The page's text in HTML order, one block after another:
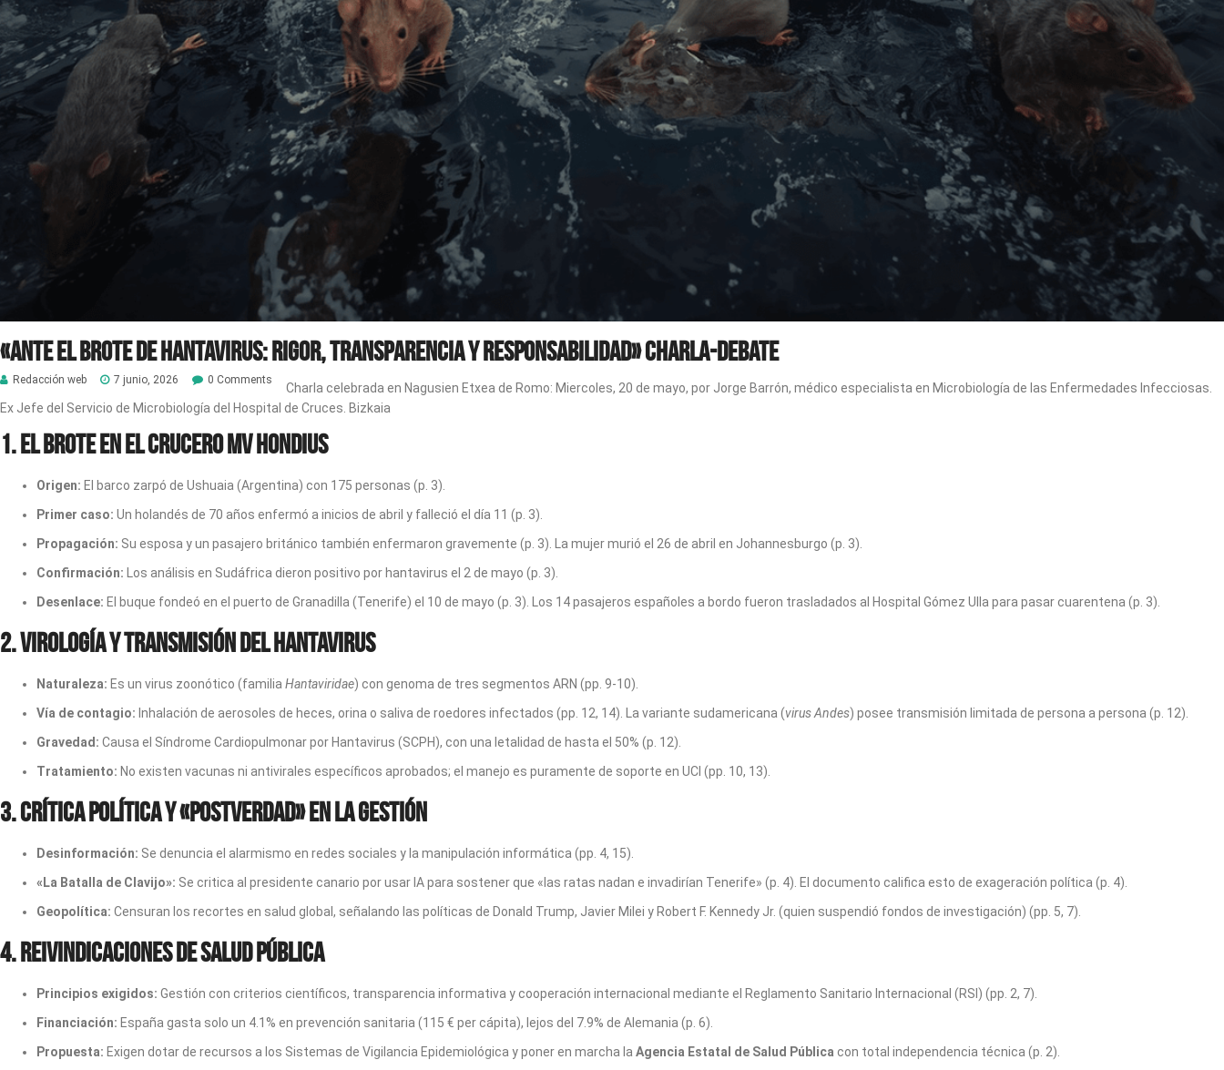
«Ante el brote de hantavirus: Rigor, transparencia y responsabilidad» Charla-debate
Redacción web 7 junio, 2026 0 Comments
Charla celebrada en Nagusien Etxea de Romo: Miercoles, 20 de mayo, por Jorge Barrón, médico especialista en Microbiología de las Enfermedades Infecciosas.
Ex Jefe del Servicio de Microbiología del Hospital de Cruces. Bizkaia
1. El Brote en el Crucero MV Hondius
Origen: El barco zarpó de Ushuaia (Argentina) con 175 personas (p. 3).
Primer caso: Un holandés de 70 años enfermó a inicios de abril y falleció el día 11 (p. 3).
Propagación: Su esposa y un pasajero británico también enfermaron gravemente (p. 3). La mujer murió el 26 de abril en Johannesburgo (p. 3).
Confirmación: Los análisis en Sudáfrica dieron positivo por hantavirus el 2 de mayo (p. 3).
Desenlace: El buque fondeó en el puerto de Granadilla (Tenerife) el 10 de mayo (p. 3). Los 14 pasajeros españoles a bordo fueron trasladados al Hospital Gómez Ulla para pasar cuarentena (p. 3).
2. Virología y Transmisión del Hantavirus
Naturaleza: Es un virus zoonótico (familia Hantaviridae) con genoma de tres segmentos ARN (pp. 9-10).
Vía de contagio: Inhalación de aerosoles de heces, orina o saliva de roedores infectados (pp. 12, 14). La variante sudamericana (virus Andes) posee transmisión limitada de persona a persona (p. 12).
Gravedad: Causa el Síndrome Cardiopulmonar por Hantavirus (SCPH), con una letalidad de hasta el 50% (p. 12).
Tratamiento: No existen vacunas ni antivirales específicos aprobados; el manejo es puramente de soporte en UCI (pp. 10, 13).
3. Crítica Política y «Postverdad» en la Gestión
Desinformación: Se denuncia el alarmismo en redes sociales y la manipulación informática (pp. 4, 15).
«La Batalla de Clavijo»: Se critica al presidente canario por usar IA para sostener que «las ratas nadan e invadirían Tenerife» (p. 4). El documento califica esto de exageración política (p. 4).
Geopolítica: Censuran los recortes en salud global, señalando las políticas de Donald Trump, Javier Milei y Robert F. Kennedy Jr. (quien suspendió fondos de investigación) (pp. 5, 7).
4. Reivindicaciones de Salud Pública
Principios exigidos: Gestión con criterios científicos, transparencia informativa y cooperación internacional mediante el Reglamento Sanitario Internacional (RSI) (pp. 2, 7).
Financiación: España gasta solo un 4.1% en prevención sanitaria (115 € per cápita), lejos del 7.9% de Alemania (p. 6).
Propuesta: Exigen dotar de recursos a los Sistemas de Vigilancia Epidemiológica y poner en marcha la Agencia Estatal de Salud Pública con total independencia técnica (p. 2).